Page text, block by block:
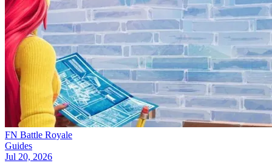
FN Battle Royale
Guides
Jul 20, 2026